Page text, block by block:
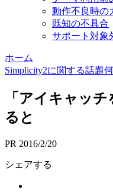
動作不良時の
既知の不具合
サポート対象
ホーム
Simplicity2に関する話題
「アイキャッ
ると
PR 2016/2/20
シェアする